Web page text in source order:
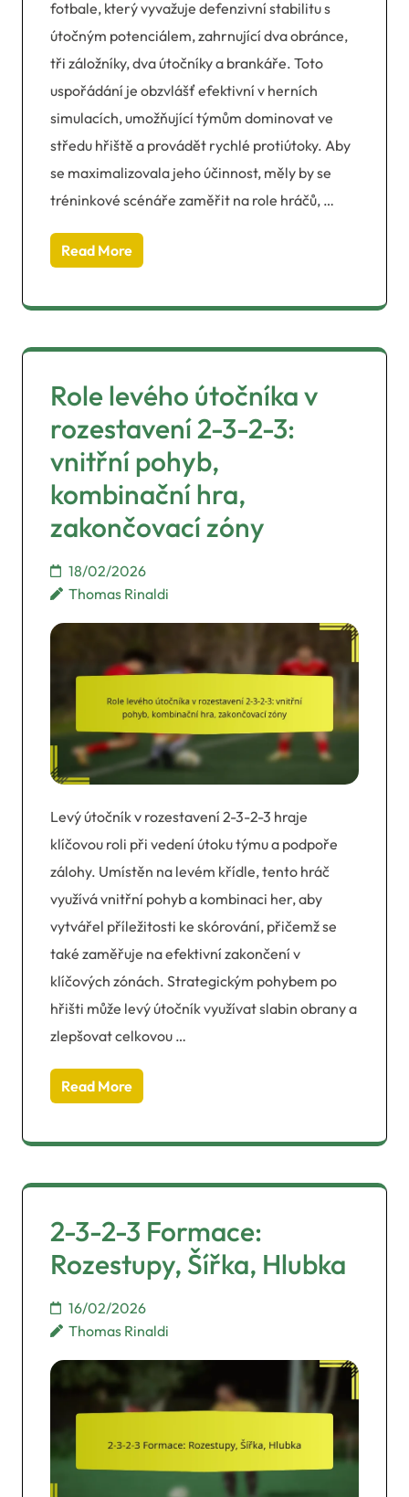
fotbale, který vyvažuje defenzivní stabilitu s
útočným potenciálem, zahrnující dva obránce,
tři záložníky, dva útočníky a brankáře. Toto
uspořádání je obzvlášť efektivní v herních
simulacích, umožňující týmům dominovat ve
středu hřiště a provádět rychlé protiútoky. Aby
se maximalizovala jeho účinnost, měly by se
tréninkové scénáře zaměřit na role hráčů, …
Read More
Role levého útočníka v
rozestavení 2-3-2-3:
vnitřní pohyb,
kombinační hra,
zakončovací zóny
18/02/2026
Thomas Rinaldi
Levý útočník v rozestavení 2-3-2-3 hraje
klíčovou roli při vedení útoku týmu a podpoře
zálohy. Umístěn na levém křídle, tento hráč
využívá vnitřní pohyb a kombinaci her, aby
vytvářel příležitosti ke skórování, přičemž se
také zaměřuje na efektivní zakončení v
klíčových zónách. Strategickým pohybem po
hřišti může levý útočník využívat slabin obrany a
zlepšovat celkovou …
Read More
2-3-2-3 Formace:
Rozestupy, Šířka, Hlubka
16/02/2026
Thomas Rinaldi